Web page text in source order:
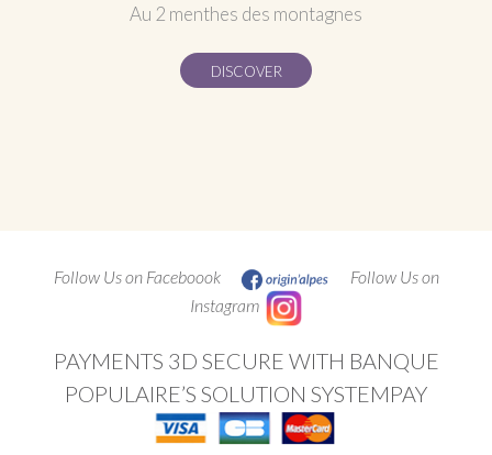
Au 2 menthes des montagnes
DISCOVER
Follow Us on Faceboook
Follow Us on
Instagram
PAYMENTS 3D SECURE WITH BANQUE
POPULAIRE’S SOLUTION SYSTEMPAY